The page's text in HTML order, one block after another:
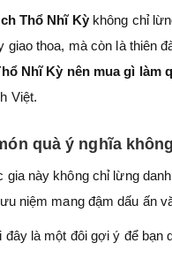
Thổ Nhĩ Kỳ không chỉ
giao thoa, mà còn là thiên
Nhĩ Kỳ nên mua gì làm
Việt.
quà ý nghĩa
gia này không chỉ lừng
niệm mang đậm dấu ấn
đây là một đôi gợi ý để bạn